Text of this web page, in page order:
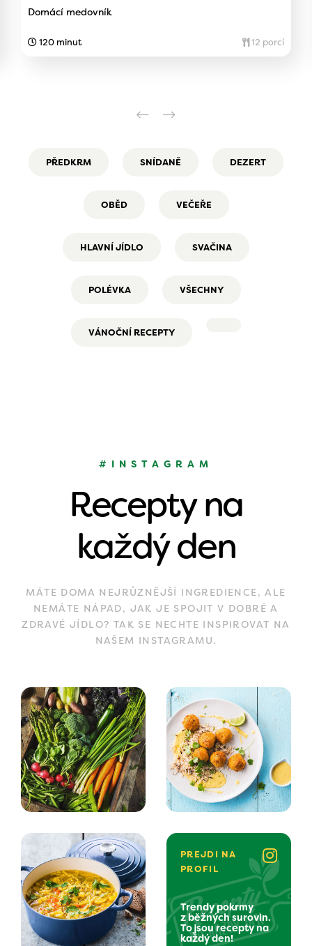
Domácí medovník
120 minut 12 porcí
PŘEDKRM SNÍDANĚ DEZERT
OBĚD VEČEŘE
HLAVNÍ JÍDLO SVAČINA
POLÉVKA VŠECHNY
VÁNOČNÍ RECEPTY
#INSTAGRAM
Recepty na
každý den
MÁTE DOMA NEJRŮZNĚJŠÍ INGREDIENCE, ALE
NEMÁTE NÁPAD, JAK JE SPOJIT V DOBRÉ A
ZDRAVÉ JÍDLO? TAK SE NECHTE INSPIROVAT NA
NAŠEM INSTAGRAMU.
PREJDI NA
PROFIL
Trendy pokrmy
z běžných surovin.
To jsou recepty na
každý den!